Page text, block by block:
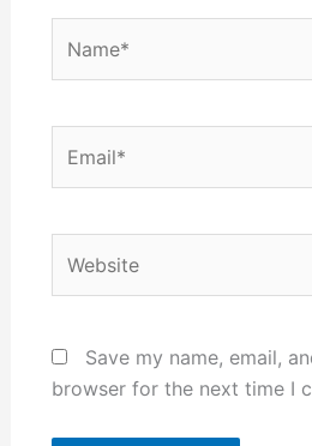
Save my name, email,
browser for the next time I